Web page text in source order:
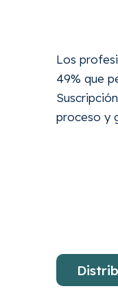
Los
49% que
proceso y